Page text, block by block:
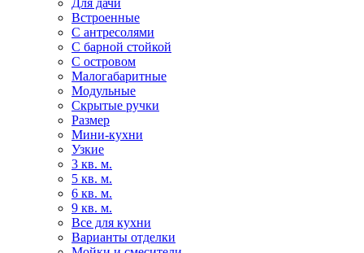
Для дачи
Встроенные
С антресолями
С барной стойкой
С островом
Малогабаритные
Модульные
Скрытые ручки
Размер
Мини-кухни
Узкие
3 кв. м.
5 кв. м.
6 кв. м.
9 кв. м.
Все для кухни
Варианты отделки